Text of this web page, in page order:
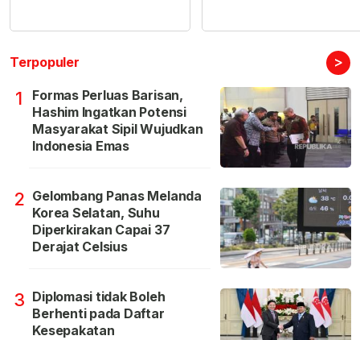
Terpopuler >
1
Formas Perluas Barisan,
Hashim Ingatkan Potensi
Masyarakat Sipil Wujudkan
Indonesia Emas
2 Gelombang Panas Melanda
Korea Selatan, Suhu
Diperkirakan Capai 37
Derajat Celsius
3 Diplomasi tidak Boleh
Berhenti pada Daftar
Kesepakatan